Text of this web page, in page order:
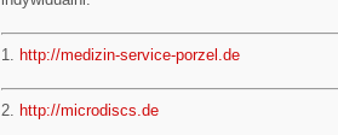
1. http://medizin-service-porzel.de
2. http://microdiscs.de